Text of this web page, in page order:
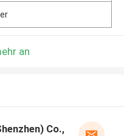
an
Co., Ltd